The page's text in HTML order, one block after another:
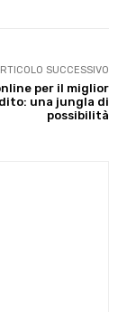
SUCCESSIVO
per il miglior
una jungla di
possibilità